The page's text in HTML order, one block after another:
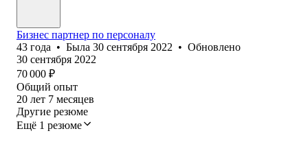
Бизнес партнер по персоналу
43 года • Была 30 сентября 2022 • Обновлено
30 сентября 2022
70 000 ₽
Общий опыт
20 лет 7 месяцев
Другие резюме
Ещё 1 резюме